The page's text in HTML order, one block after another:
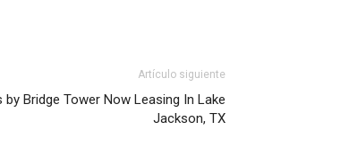
Artículo siguiente
Bridge Tower Now Leasing In Lake
Jackson, TX